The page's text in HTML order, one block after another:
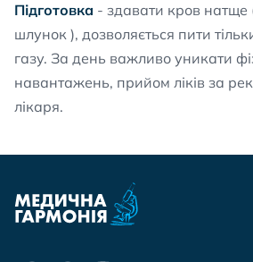
Підготовка - здавати кров натще
шлунок ), дозволяється пити
газу. За день важливо уникати
навантажень, прийом ліків за
лікаря.